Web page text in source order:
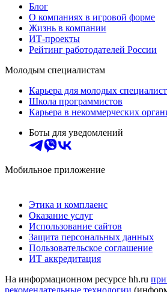
Блог
О компаниях в игровой форме
Жизнь в компании
ИТ-проекты
Рейтинг работодателей России
Молодым специалистам
Карьера для молодых
Школа программистов
Карьера в некоммерческих
Боты для уведомлений
Мобильное приложение
Этика и комплаенс
Оказание услуг
Использование сайтов
Защита персональных данных
Пользовательское соглашение
ИТ аккредитация
На информационном ресурсе hh.ru
рекомендательные технологии